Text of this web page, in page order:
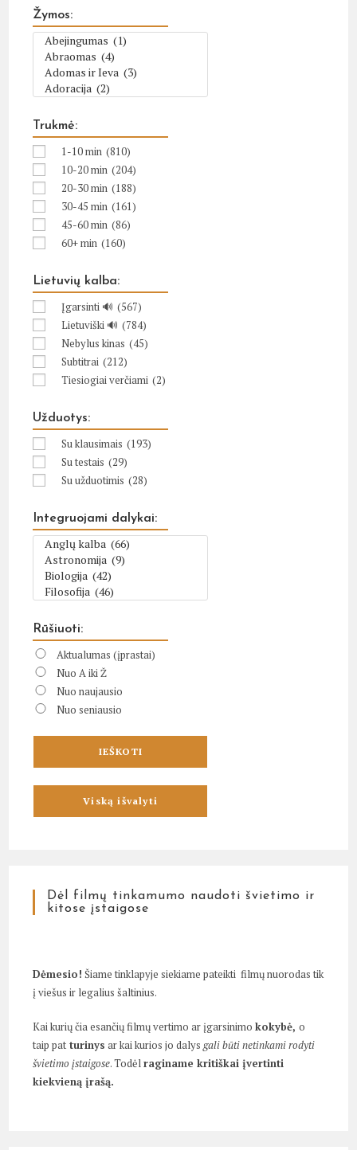
Žymos:
Trukmė:
1-10 min (810)
10-20 min (204)
20-30 min (188)
30-45 min (161)
45-60 min (86)
60+ min (160)
Lietuvių kalba:
Įgarsinti 🔊 (567)
Lietuviški 🔊 (784)
Nebylus kinas (45)
Subtitrai (212)
Tiesiogiai verčiami (2)
Užduotys:
Su klausimais (193)
Su testais (29)
Su užduotimis (28)
Integruojami dalykai:
Rūšiuoti:
Aktualumas (įprastai)
Nuo A iki Ž
Nuo naujausio
Nuo seniausio
Dėl filmų tinkamumo naudoti švietimo ir
kitose įstaigose
Dėmesio! Šiame tinklapyje siekiame pateikti filmų nuorodas tik
į viešus ir legalius šaltinius.
Kai kurių čia esančių filmų vertimo ar įgarsinimokokybė,o
taip pat turinys ar kai kurios jo dalysgali būti netinkami rodyti
švietimo įstaigose. Todėlraginame kritiškai įvertinti
kiekvieną įrašą.